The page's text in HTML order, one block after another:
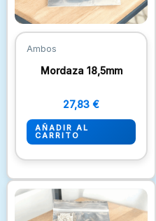
Ambos
Mordaza 18,5mm
27,83 €
AÑADIR AL
CARRITO